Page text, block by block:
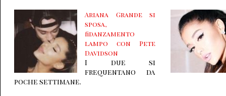
Ariana Grande si
sposa,
fidanzamento
lampo con Pete
Davidson
I due si
frequentano da
poche settimane.